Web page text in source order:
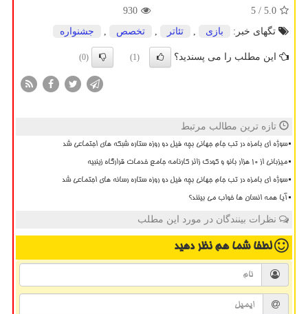
5.0
/ 5
930
تگهای خبر:
بازی تئاتر تخصص جشنواره
این مطلب را می پسندید؟ (1)
(0)
تازه ترین مطالب مرتبط
سوژه ای بامزه در تب جام جهانی بچه فیل دو روزه ستاره شبکه های اجتماعی شد
میزبانی از ۱۰ هزار بانو و کودک زائر کارنامه جامع خدمات قرارگاه زینبیه
سوژه ای بامزه در تب جام جهانی بچه فیل دو روزه ستاره رسانه های اجتماعی شد
آیا همه انسان ها خواب می بینند؟
نظرات بینندگان در مورد این مطلب
لطفا شما همنظر دهید